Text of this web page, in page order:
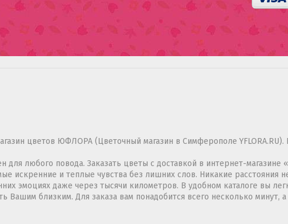
цветов ЮФЛОРА (Цветочный магазин в Симферополе
для любого повода. Заказать цветы с доставкой в интернет-
искренние и теплые чувства без лишних слов. Никакие расстояния
эмоциях даже через тысячи километров. В удобном каталоге вы
Вашим близким. Для заказа вам понадобится всего несколько минут,